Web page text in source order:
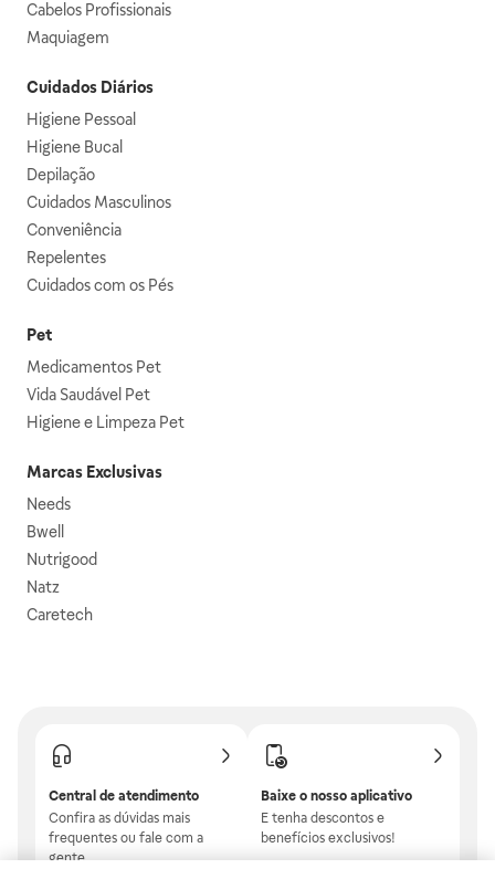
Cabelos Profissionais
Maquiagem
Cuidados Diários
Higiene Pessoal
Higiene Bucal
Depilação
Cuidados Masculinos
Conveniência
Repelentes
Cuidados com os Pés
Pet
Medicamentos Pet
Vida Saudável Pet
Higiene e Limpeza Pet
Marcas Exclusivas
Needs
Bwell
Nutrigood
Natz
Caretech
Central de atendimento
Confira as dúvidas mais
frequentes ou fale com a
gente.
Baixe o nosso aplicativo
E tenha descontos e
benefícios exclusivos!